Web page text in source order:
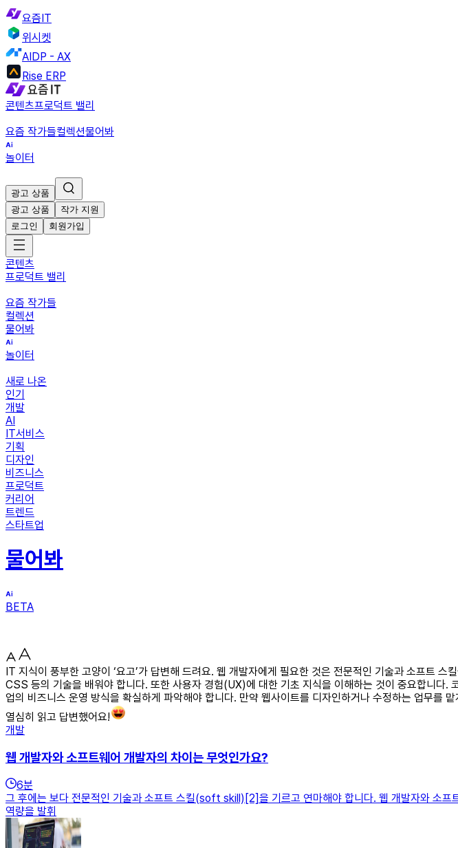
요즘IT
위시켓
AIDP - AX
Rise ERP
콘텐츠프로덕트 밸리
요즘 작가들컬렉션물어봐
놀이터
광고 상품
광고 상품
작가 지원
로그인
회원가입
콘텐츠
프로덕트 밸리
요즘 작가들
컬렉션
물어봐
놀이터
새로 나온
인기
개발
AI
IT서비스
기획
디자인
비즈니스
프로덕트
커리어
트렌드
스타트업
물어봐
BETA
IT 지식이 풍부한 고양이 ‘요고’가 답변해 드려요. 웹 개발자에게 필요한 것은 전문적인 기술과 소프트
CSS 등의 기술을 배워야 합니다. 또한 사용자 경험(UX)에 대한 기초 지식을 이해하는 것이 중요합니다.
업의 비즈니스 운영 방식을 확실하게 파악해야 합니다. 만약 웹사이트를 디자인하거나 수정하는 업무를
열심히 읽고 답변했어요!
개발
웹 개발자와 소프트웨어 개발자의 차이는 무엇인가요?
6분
그 후에는 보다 전문적인 기술과 소프트 스킬(soft skill)[2]을 기르고 연마해야 합니다. 웹 개발자와 소
역량을 발휘